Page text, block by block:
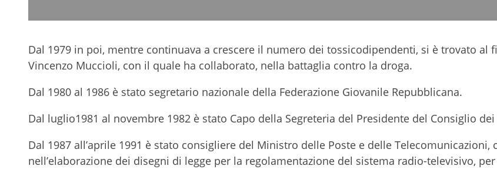
Dal 1979 in poi, mentre continuava a crescere il numero dei tossicodipendenti, si è trovato al
Vincenzo Muccioli, con il quale ha collaborato, nella battaglia contro la droga.
Dal 1980 al 1986 è stato segretario nazionale della Federazione Giovanile Repubblicana.
Dal luglio1981 al novembre 1982 è stato Capo della Segreteria del Presidente del Consiglio
Dal 1987 all’aprile 1991 è stato consigliere del Ministro delle Poste e delle Telecomunicazioni,
nell’elaborazione dei disegni di legge per la regolamentazione del sistema radio-televisivo,